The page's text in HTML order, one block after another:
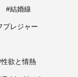
#結婚線
プレジャー
欲と情熱